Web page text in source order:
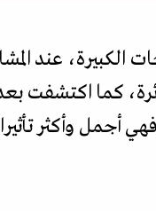
عند
كما اكتشفت
فهي أجمل وأكثر